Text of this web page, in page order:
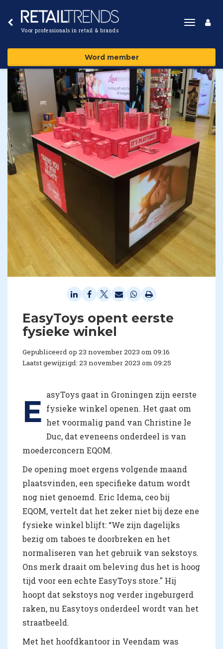
Voor professionals in retail & brands
Toggle
Word member
EasyToys opent eerste
fysieke winkel
Gepubliceerd op 23 november 2023 om 09:16
Laatst gewijzigd: 23 november 2023 om 09:25
E asyToys gaat in Groningen zijn eerste
fysieke winkel openen. Het gaat om
het voormalig pand van Christine le
Duc, dat eveneens onderdeel is van
moederconcern EQOM.
De opening moet ergens volgende maand
plaatsvinden, een specifieke datum wordt
nog niet genoemd. Eric Idema, ceo bij
EQOM, vertelt dat het zeker niet bij deze ene
fysieke winkel blijft: “We zijn dagelijks
bezig om taboes te doorbreken en het
normaliseren van het gebruik van sekstoys.
Ons merk draait om beleving dus het is hoog
tijd voor een echte EasyToys store." Hij
hoopt dat sekstoys nog verder ingeburgerd
raken, nu Easytoys onderdeel wordt van het
straatbeeld.
Met het hoofdkantoor in Veendam was